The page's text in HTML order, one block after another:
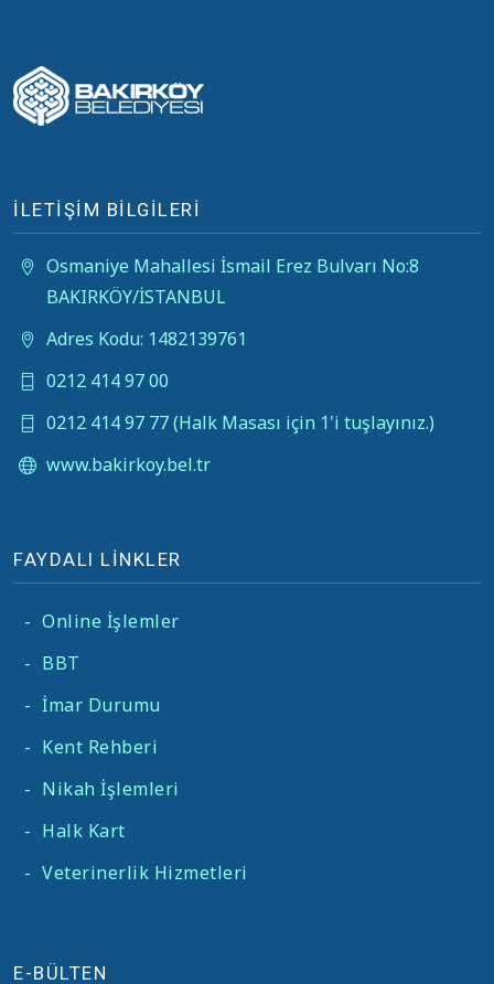
İLETİŞİM BİLGİLERİ
Osmaniye Mahallesi İsmail Erez Bulvarı No:8
BAKIRKÖY/İSTANBUL
Adres Kodu: 1482139761
0212 414 97 00
0212 414 97 77 (Halk Masası için 1'i tuşlayınız.)
www.bakirkoy.bel.tr
FAYDALI LİNKLER
- Online İşlemler
- BBT
- İmar Durumu
- Kent Rehberi
- Nikah İşlemleri
- Halk Kart
- Veterinerlik Hizmetleri
E-BÜLTEN